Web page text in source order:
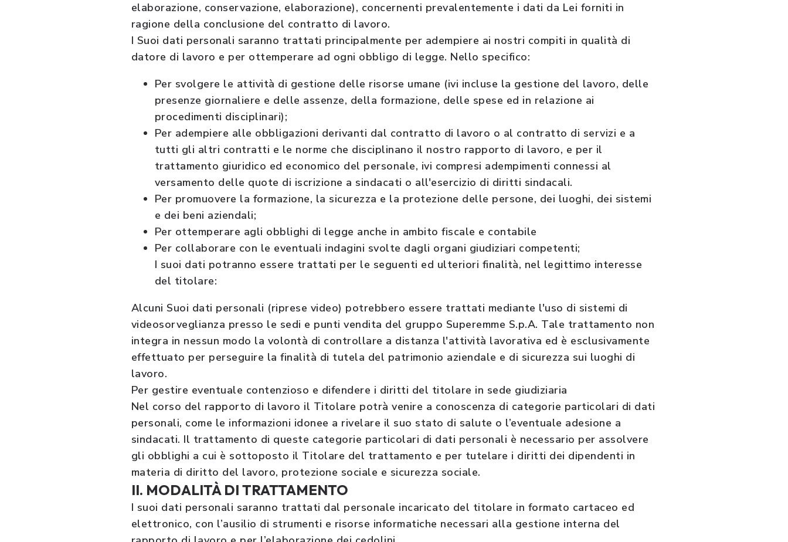
elaborazione, conservazione, elaborazione), concernenti prevalentemente i dati da Lei forniti in
ragione della conclusione del contratto di lavoro.
I Suoi dati personali saranno trattati principalmente per adempiere ai nostri compiti in qualità di
datore di lavoro e per ottemperare ad ogni obbligo di legge. Nello specifico:
Per svolgere le attività di gestione delle risorse umane (ivi incluse la gestione del lavoro, delle
presenze giornaliere e delle assenze, della formazione, delle spese ed in relazione ai
procedimenti disciplinari);
Per adempiere alle obbligazioni derivanti dal contratto di lavoro o al contratto di servizi e a
tutti gli altri contratti e le norme che disciplinano il nostro rapporto di lavoro, e per il
trattamento giuridico ed economico del personale, ivi compresi adempimenti connessi al
versamento delle quote di iscrizione a sindacati o all'esercizio di diritti sindacali.
Per promuovere la formazione, la sicurezza e la protezione delle persone, dei luoghi, dei sistemi
e dei beni aziendali;
Per ottemperare agli obblighi di legge anche in ambito fiscale e contabile
Per collaborare con le eventuali indagini svolte dagli organi giudiziari competenti;
I suoi dati potranno essere trattati per le seguenti ed ulteriori finalità, nel legittimo interesse
del titolare:
Alcuni Suoi dati personali (riprese video) potrebbero essere trattati mediante l'uso di sistemi di
videosorveglianza presso le sedi e punti vendita del gruppo Superemme S.p.A. Tale trattamento non
integra in nessun modo la volontà di controllare a distanza l'attività lavorativa ed è esclusivamente
effettuato per perseguire la finalità di tutela del patrimonio aziendale e di sicurezza sui luoghi di
lavoro.
Per gestire eventuale contenzioso e difendere i diritti del titolare in sede giudiziaria
Nel corso del rapporto di lavoro il Titolare potrà venire a conoscenza di categorie particolari di dati
personali, come le informazioni idonee a rivelare il suo stato di salute o l’eventuale adesione a
sindacati. Il trattamento di queste categorie particolari di dati personali è necessario per assolvere
gli obblighi a cui è sottoposto il Titolare del trattamento e per tutelare i diritti dei dipendenti in
materia di diritto del lavoro, protezione sociale e sicurezza sociale.
II. MODALITÀ DI TRATTAMENTO
I suoi dati personali saranno trattati dal personale incaricato del titolare in formato cartaceo ed
elettronico, con l’ausilio di strumenti e risorse informatiche necessari alla gestione interna del